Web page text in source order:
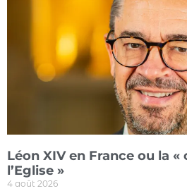
Léon XIV en France ou la
l’Eglise »
4 août 2026